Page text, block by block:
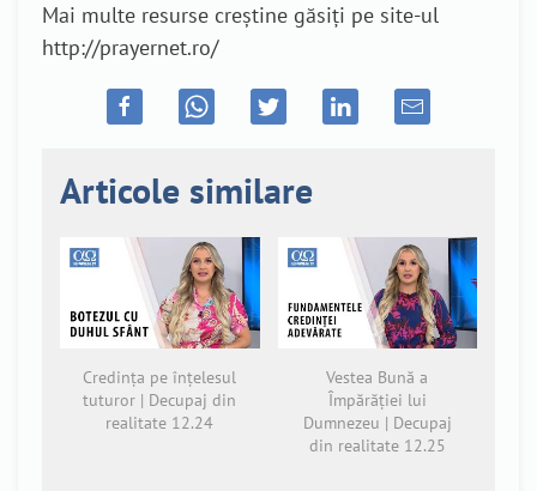
Mai multe resurse creștine găsiți pe site-ul
http://prayernet.ro/
Articole similare
Credința pe înțelesul
tuturor | Decupaj din
realitate 12.24
Vestea Bună a
Împărăției lui
Dumnezeu | Decupaj
din realitate 12.25